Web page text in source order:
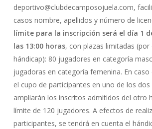
deportivo@clubdecamposojuela.com,
casos nombre, apellidos y número de
límite para la inscripción será el día 1
las 13:00 horas, con plazas limitadas
hándicap): 80 jugadores en categoría
jugadoras en categoría femenina. En
el cupo de participantes en uno de los dos
ampliarán los inscritos admitidos del otro
límite de 120 jugadores. A efectos de
participantes, se tendrá en cuenta el